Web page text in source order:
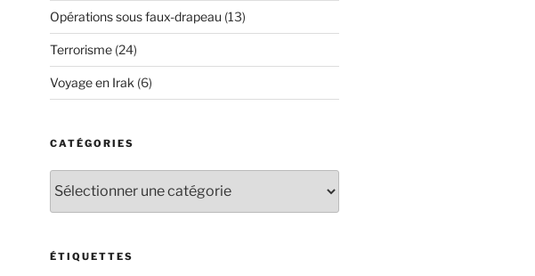
Opérations sous faux-drapeau (13)
Terrorisme(24)
Voyage en Irak (6)
CATÉGORIES
ÉTIQUETTES